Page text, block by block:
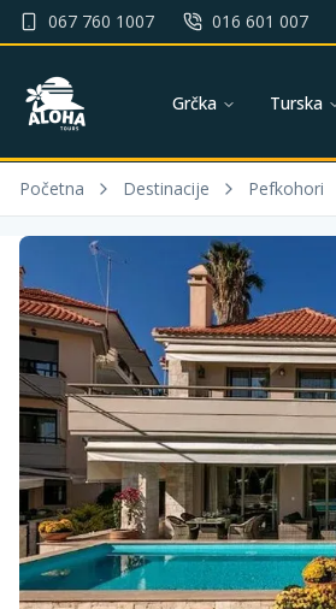
067 760 1007 016 601 007
Grčka Turska
Početna Destinacije Pefkohori